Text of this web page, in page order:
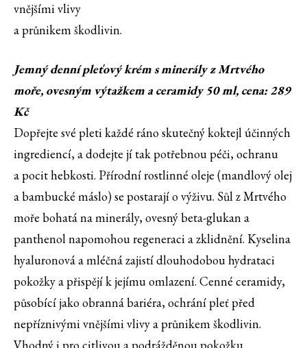
vnějšími vlivy
a průnikem škodlivin.
Jemný denní pleťový krém s minerály z Mrtvého
moře, ovesným výtažkem a ceramidy 50 ml, cena: 289
Kč
Dopřejte své pleti každé ráno skutečný koktejl účinných
ingrediencí, a dodejte jí tak potřebnou péči, ochranu
a pocit hebkosti. Přírodní rostlinné oleje (mandlový olej
a bambucké máslo) se postarají o výživu. Sůl z Mrtvého
moře bohatá na minerály, ovesný beta-glukan a
panthenol napomohou regeneraci a zklidnění. Kyselina
hyaluronová a mléčná zajistí dlouhodobou hydrataci
pokožky a přispějí k jejímu omlazení. Cenné ceramidy,
působící jako obranná bariéra, ochrání pleť před
nepříznivými vnějšími vlivy a průnikem škodlivin.